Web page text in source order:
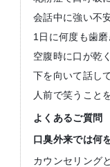
会話中に強い不
1日に何度も歯
空腹時に口が乾く
下を向いて話し
人前で笑うこと
よくあるご質問
口臭外来では何
カウンセリング